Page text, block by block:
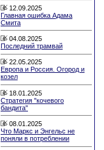
12.09.2025
Главная ошибка Адама
Смита
04.08.2025
Последний трамвай
22.05.2025
Европа и Россия. Огород и
козел
18.01.2025
Стратегия "кочевого
бандита"
08.01.2025
Что Маркс и Энгельс не
поняли в потреблении